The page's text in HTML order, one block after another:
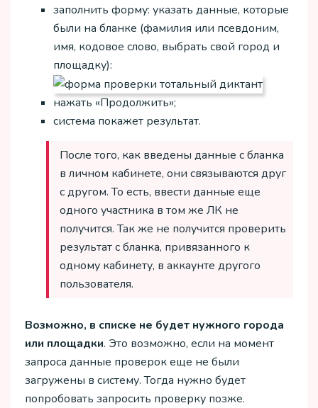
заполнить форму: указать данные, которые
были на бланке (фамилия или псевдоним,
имя, кодовое слово, выбрать свой город и
площадку):
нажать «Продолжить»;
система покажет результат.
После того, как введены данные с бланка
в личном кабинете, они связываются друг
с другом. То есть, ввести данные еще
одного участника в том же ЛК не
получится. Так же не получится проверить
результат с бланка, привязанного к
одному кабинету, в аккаунте другого
пользователя.
Возможно, в списке не будет нужного города
или площадки. Это возможно, если на момент
запроса данные проверок еще не были
загружены в систему. Тогда нужно будет
попробовать запросить проверку позже.